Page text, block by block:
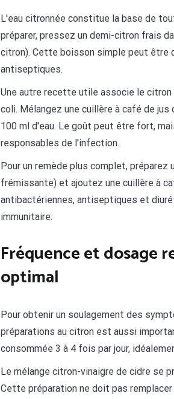
L'eau citronnée constitue la base de
préparer, pressez un demi-citron frais
citron). Cette boisson simple peut être
antiseptiques.
Une autre recette utile associe le
coli. Mélangez une cuillère à café de
100 ml d'eau. Le goût peut être fort,
responsables de l'infection.
Pour un remède plus complet,
frémissante) et ajoutez une cuillère à
antibactériennes, antiseptiques et
immunitaire.
Fréquence et dosage
optimal
Pour obtenir un soulagement des
préparations au citron est aussi
consommée 3 à 4 fois par jour,
Le mélange citron-vinaigre de cidre se
Cette préparation ne doit pas